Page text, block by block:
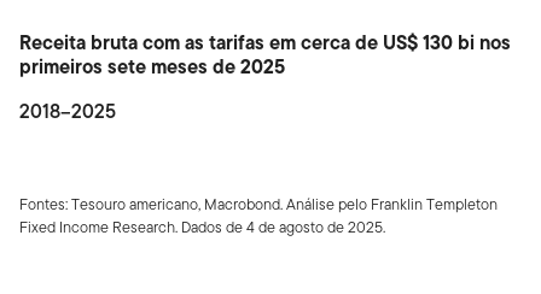
Receita bruta com as tarifas em cerca de US$ 130 bi nos
primeiros sete meses de 2025
2018–2025
Fontes: Tesouro americano, Macrobond. Análise pelo Franklin Templeton
Fixed Income Research. Dados de 4 de agosto de 2025.